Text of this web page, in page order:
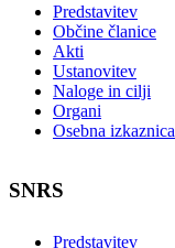
Predstavitev
Občine članice
Akti
Ustanovitev
Naloge in cilji
Organi
Osebna izkaznica
SNRS
Predstavitev